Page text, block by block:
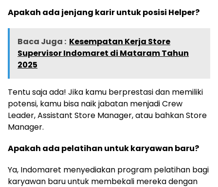
Apakah ada jenjang karir untuk posisi Helper?
Baca Juga : Kesempatan Kerja Store
Supervisor Indomaret di Mataram Tahun
2025
Tentu saja ada! Jika kamu berprestasi dan memiliki
potensi, kamu bisa naik jabatan menjadi Crew
Leader, Assistant Store Manager, atau bahkan Store
Manager.
Apakah ada pelatihan untuk karyawan baru?
Ya, Indomaret menyediakan program pelatihan bagi
karyawan baru untuk membekali mereka dengan